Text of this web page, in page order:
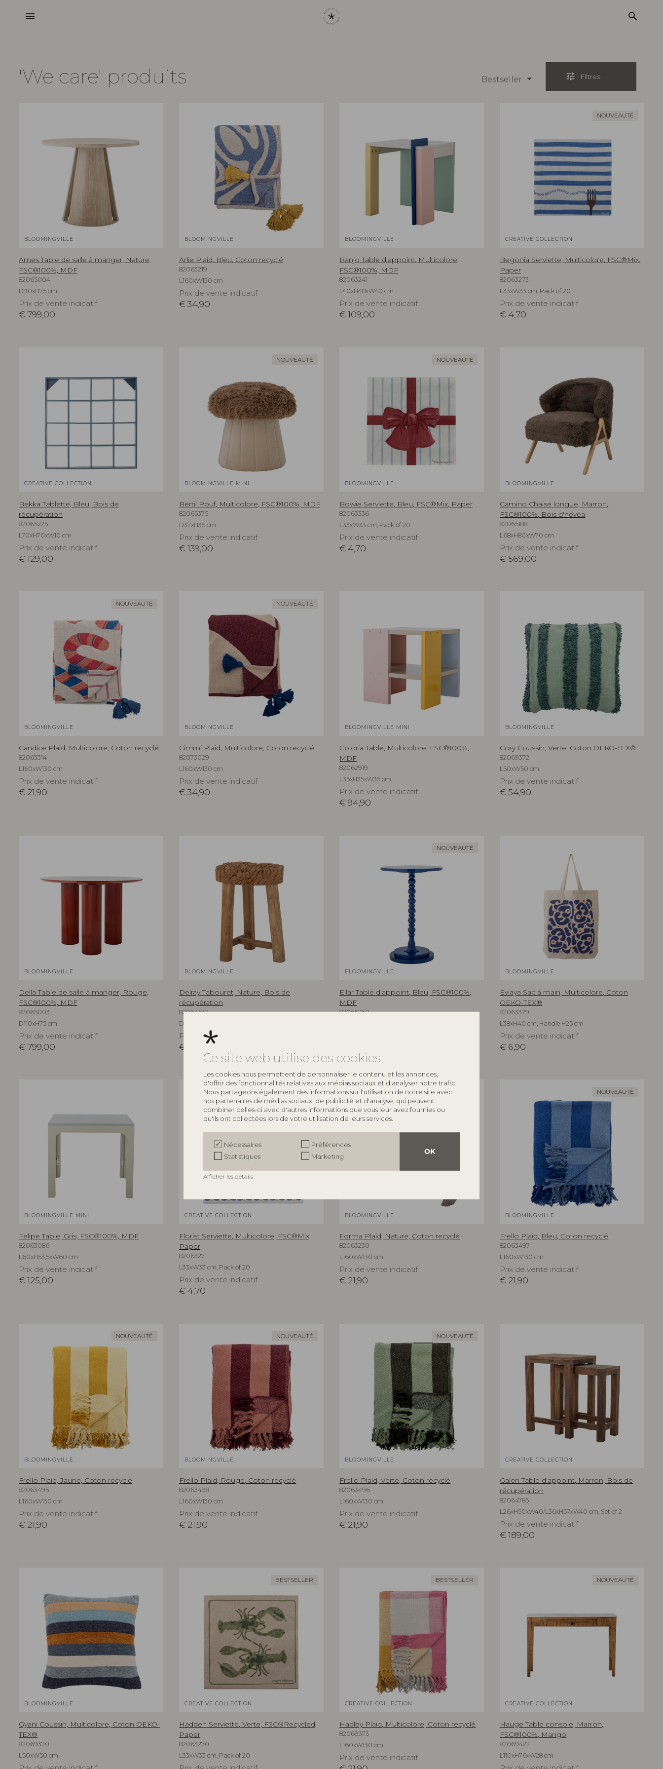
Ce site web utilise des cookies.
Les cookies nous permettent de personnaliser le contenu et les annonces,
d'offrir des fonctionnalités relatives aux médias sociaux et d'analyser notre trafic.
Nous partageons également des informations sur l'utilisation de notre site avec
nos partenaires de médias sociaux, de publicité et d'analyse, qui peuvent
combiner celles-ci avec d'autres informations que vous leur avez fournies ou
qu'ils ont collectées lors de votre utilisation de leurs services.
OK
Nécessaires
Préférences
Statistiques
Marketing
Afficher les détails
menu search
'We care' produits Bestseller tune Filtres
BLOOMINGVILLE
Ames Table de salle à manger, Nature,
FSC®100%, MDF
82065004
D90xH75 cm
Prix de vente indicatif
€ 799,00
BLOOMINGVILLE
Arlie Plaid, Bleu, Coton recyclé
82063219
L160xW130 cm
Prix de vente indicatif
€34,90
BLOOMINGVILLE
Banjo Table d'appoint, Multicolore,
FSC®100%, MDF
82063241
L40xH48xW40 cm
Prix de vente indicatif
€ 109,00
NOUVEAUTÉ
CREATIVE COLLECTION
Begonia Serviette, Multicolore, FSC®Mix,
Paper
82063273
L33xW33 cm, Pack of 20
Prix de vente indicatif
€ 4,70
CREATIVE COLLECTION
Bekka Tablette, Bleu, Bois de
récupération
82065225
L70xH70xW10 cm
Prix de vente indicatif
€129,00
NOUVEAUTÉ
BLOOMINGVILLE MINI
Bertil Pouf, Multicolore, FSC®100%, MDF
82065375
D37xH35 cm
Prix de vente indicatif
€139,00
NOUVEAUTÉ
BLOOMINGVILLE
Bowie Serviette, Bleu, FSC®Mix, Paper
82063336
L33xW33 cm, Pack of 20
Prix de vente indicatif
€ 4,70
BLOOMINGVILLE
Camino Chaise longue, Marron,
FSC®100%, Bois d'hévéa
82065188
L68xH80xW70 cm
Prix de vente indicatif
€ 569,00
NOUVEAUTÉ
BLOOMINGVILLE
Candice Plaid, Multicolore, Coton recyclé
82063314
L160xW130 cm
Prix de vente indicatif
€ 21,90
NOUVEAUTÉ
BLOOMINGVILLE
Cimmi Plaid, Multicolore, Coton recyclé
82073029
L160xW130 cm
Prix de vente indicatif
€34,90
BLOOMINGVILLE MINI
Coloria Table, Multicolore, FSC®100%,
MDF
82062919
L35xH35xW35 cm
Prix de vente indicatif
€ 94,90
BLOOMINGVILLE
Cory Coussin, Verte, Coton OEKO-TEX®
82069372
L50xW50 cm
Prix de vente indicatif
€ 54,90
BLOOMINGVILLE
Della Table de salle à manger, Rouge,
FSC®100%, MDF
82065003
D110xH75 cm
Prix de vente indicatif
€ 799,00
BLOOMINGVILLE
Delray Tabouret, Nature, Bois de
récupération
82064532
D33xH46 cm
Prix de vente indicatif
€ 165,00
NOUVEAUTÉ
BLOOMINGVILLE
Ellar Table d'appoint, Bleu, FSC®100%,
MDF
82065250
BLOOMINGVILLE
Eviaya Sac à main, Multicolore, Coton
OEKO-TEX®
82063379
L38xH40 cm, Handle H25 cm
Prix de vente indicatif
€ 6,90
BLOOMINGVILLE MINI
Felipe Table, Gris, FSC®100%, MDF
82063086
L60xH53,5xW60 cm
Prix de vente indicatif
€125,00
CREATIVE COLLECTION
Florist Serviette, Multicolore, FSC®Mix,
Paper
82063271
L33xW33 cm, Pack of 20
Prix de vente indicatif
€ 4,70
BLOOMINGVILLE
Forma Plaid, Nature, Coton recyclé
82063230
L160xW130 cm
Prix de vente indicatif
€ 21,90
NOUVEAUTÉ
BLOOMINGVILLE
Frello Plaid, Bleu, Coton recyclé
82063497
L160xW130 cm
Prix de vente indicatif
€ 21,90
NOUVEAUTÉ
BLOOMINGVILLE
Frello Plaid, Jaune, Coton recyclé
82063495
L160xW130 cm
Prix de vente indicatif
€ 21,90
NOUVEAUTÉ
BLOOMINGVILLE
Frello Plaid, Rouge, Coton recyclé
82063498
L160xW130 cm
Prix de vente indicatif
€ 21,90
NOUVEAUTÉ
BLOOMINGVILLE
Frello Plaid, Verte, Coton recyclé
82063496
L160xW130 cm
Prix de vente indicatif
€ 21,90
CREATIVE COLLECTION
Galen Table d'appoint, Marron, Bois de
récupération
82064785
L26xH50xW40/L36xH57xW40 cm, Set of 2
Prix de vente indicatif
€ 189,00
BLOOMINGVILLE
Gyani Coussin, Multicolore, Coton OEKO-
TEX®
82069370
L50xW50 cm
BESTSELLER
CREATIVE COLLECTION
Hadden Serviette, Verte, FSC®Recycled,
Paper
82063270
L33xW33 cm, Pack of 20
BESTSELLER
CREATIVE COLLECTION
Hadley Plaid, Multicolore, Coton recyclé
82069373
L160xW130 cm
Prix de vente indicatif
NOUVEAUTÉ
CREATIVE COLLECTION
Hauge Table console, Marron,
FSC®100%, Mango
82069422
L110xH76xW28 cm